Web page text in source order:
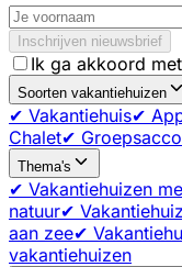
Inschrijven nieuwsbrief
Ik ga akkoord
Soorten vakantiehuizen
✔ Vakantiehuis✔
Chalet✔
Thema's
✔ Vakantiehuizen
natuur✔
aan zee✔
vakantiehuizen